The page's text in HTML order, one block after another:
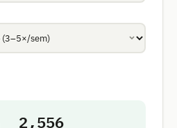
2,556